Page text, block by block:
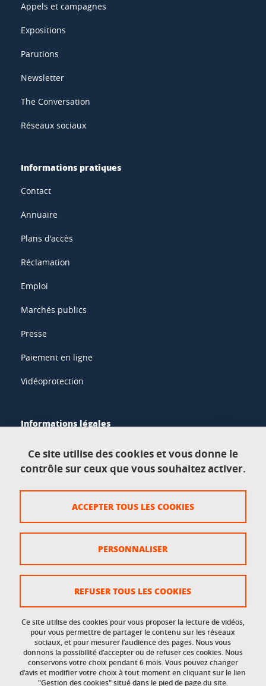
Appels et campagnes
Expositions
Parutions
Newsletter
The Conversation
Réseaux sociaux
Informations pratiques
Contact
Annuaire
Plans d'accès
Réclamation
Emploi
Marchés publics
Presse
Paiement en ligne
Vidéoprotection
Informations légales
Données personnelles
Crédits
Gestion des cookies
Accessibilité : non conforme
Accès réservés
Intranet des étudiants et des personnels
Ce site utilise des cookies et vous donne le
contrôle sur ceux que vous souhaitez activer.
Ce site utilise des cookies pour vous proposer la lecture de vidéos,
pour vous permettre de partager le contenu sur les réseaux
sociaux, et pour mesurer l’audience des pages. Nous vous
donnons la possibilité d’accepter ou de refuser ces cookies. Nous
conservons votre choix pendant 6 mois. Vous pouvez changer
d’avis et modifier votre choix à tout moment en cliquant sur le lien
"Gestion des cookies" situé dans le pied de page du site.
ACCEPTER TOUS LES COOKIES
REFUSER TOUS LES COOKIES
PERSONNALISER